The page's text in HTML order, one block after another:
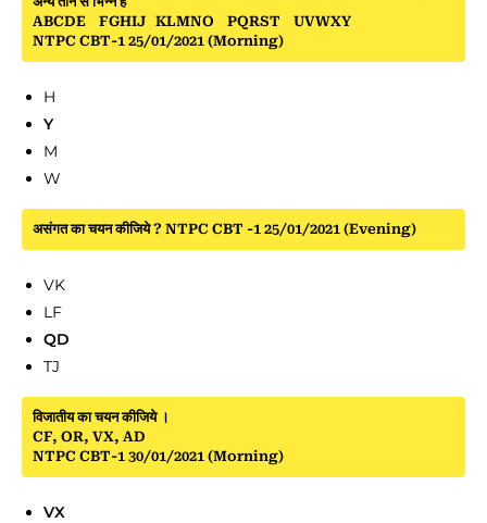
ABCDE FGHIJ KLMNO PQRST UVWXY
NTPC CBT-1 25/01/2021 (Morning)
H
Y
M
W
असंगत का चयन कीजिये ? NTPC CBT -1 25/01/2021 (Evening)
VK
LF
QD
TJ
विजातीय का चयन कीजिये ।
CF, OR, VX, AD
NTPC CBT-1 30/01/2021 (Morning)
VX